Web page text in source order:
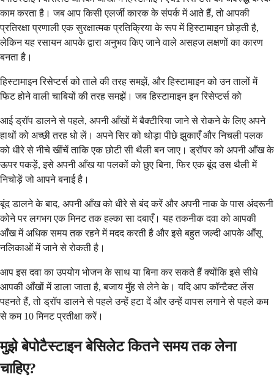
काम करता है। जब आप किसी एलर्जी कारक के संपर्क में आते हैं, तो आपकी
प्रतिरक्षा प्रणाली एक सुरक्षात्मक प्रतिक्रिया के रूप में हिस्टामाइन छोड़ती है,
लेकिन यह रसायन आपके द्वारा अनुभव किए जाने वाले असहज लक्षणों का कारण
बनता है।
हिस्टामाइन रिसेप्टर्स को ताले की तरह समझें, और हिस्टामाइन को उन तालों में
फिट होने वाली चाबियों की तरह समझें। जब हिस्टामाइन इन रिसेप्टर्स को
आई ड्रॉप डालने से पहले, अपनी आँखों में बैक्टीरिया जाने से रोकने के लिए अपने
हाथों को अच्छी तरह धो लें। अपने सिर को थोड़ा पीछे झुकाएँ और निचली पलक
को धीरे से नीचे खींचें ताकि एक छोटी सी थैली बन जाए। ड्रॉपर को अपनी आँख के
ऊपर पकड़ें, इसे अपनी आँख या पलकों को छुए बिना, फिर एक बूंद उस थैली में
निचोड़ें जो आपने बनाई है।
बूंद डालने के बाद, अपनी आँख को धीरे से बंद करें और अपनी नाक के पास अंदरूनी
कोने पर लगभग एक मिनट तक हल्का सा दबाएँ। यह तकनीक दवा को आपकी
आँख में अधिक समय तक रहने में मदद करती है और इसे बहुत जल्दी आपके आँसू
नलिकाओं में जाने से रोकती है।
आप इस दवा का उपयोग भोजन के साथ या बिना कर सकते हैं क्योंकि इसे सीधे
आपकी आँखों में डाला जाता है, बजाय मुँह से लेने के। यदि आप कॉन्टैक्ट लेंस
पहनते हैं, तो ड्रॉप डालने से पहले उन्हें हटा दें और उन्हें वापस लगाने से पहले कम
से कम 10 मिनट प्रतीक्षा करें।
मुझे बेपोटैस्टाइन बेसिलेट कितने समय तक लेना
चाहिए?